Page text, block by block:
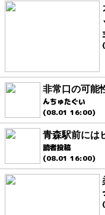
非常口の可能
んちゅたぐい
(08.01 16:00)
青森駅前には
読者投稿
(08.01 16:00)